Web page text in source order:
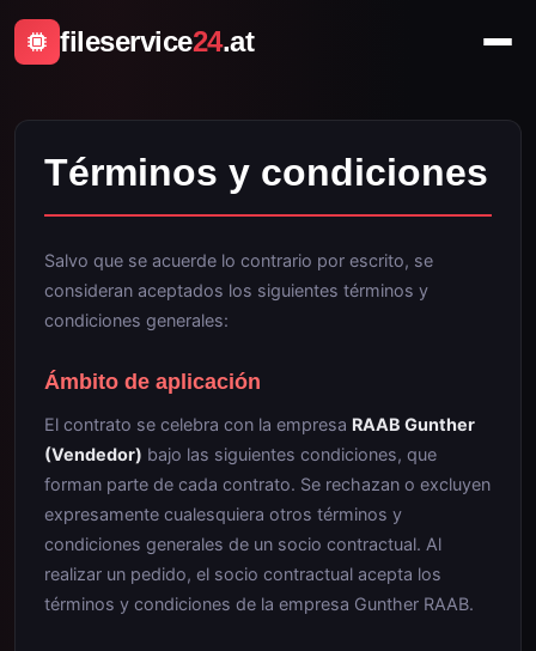
fileservice24.at
Términos y condiciones
Salvo que se acuerde lo contrario por escrito, se
consideran aceptados los siguientes términos y
condiciones generales:
Ámbito de aplicación
El contrato se celebra con la empresa RAAB Gunther
(Vendedor) bajo las siguientes condiciones, que
forman parte de cada contrato. Se rechazan o excluyen
expresamente cualesquiera otros términos y
condiciones generales de un socio contractual. Al
realizar un pedido, el socio contractual acepta los
términos y condiciones de la empresa Gunther RAAB.